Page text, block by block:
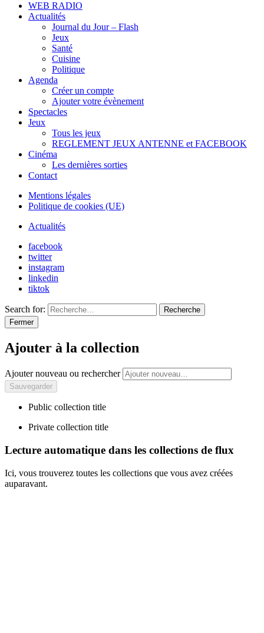
WEB RADIO
Actualités
Journal du Jour – Flash
Jeux
Santé
Cuisine
Politique
Agenda
Créer un compte
Ajouter votre évènement
Spectacles
Jeux
Tous les jeux
REGLEMENT JEUX ANTENNE et FACEBOOK
Cinéma
Les dernières sorties
Contact
Mentions légales
Politique de cookies (UE)
Actualités
facebook
twitter
instagram
linkedin
tiktok
Search for:
Recherche
Fermer
Ajouter à la collection
Ajouter nouveau ou rechercher
Public collection title
Private collection title
Lecture automatique dans les collections de flux
Ici, vous trouverez toutes les collections que vous avez créées
auparavant.